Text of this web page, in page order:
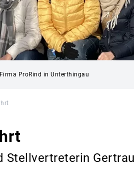
ProRind in Unterthingau
Stellvertreterin